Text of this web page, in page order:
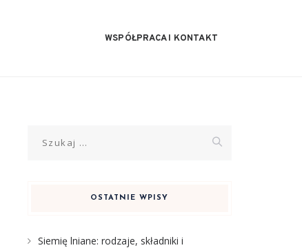
WSPÓŁPRACA I KONTAKT
OSTATNIE WPISY
Siemię lniane: rodzaje, składniki i